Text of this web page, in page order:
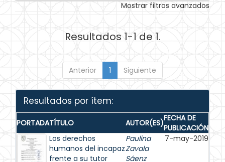
Mostrar filtros avanzados
Resultados 1-1 de 1.
Anterior 1 Siguiente
Resultados por ítem:
PORTADATÍTULO AUTOR(ES)FECHA DE
PUBLICACIÓN
Los derechos
humanos del incapaz
frente a su tutor
Paulina
Zavala
Sáenz
7-may-2019